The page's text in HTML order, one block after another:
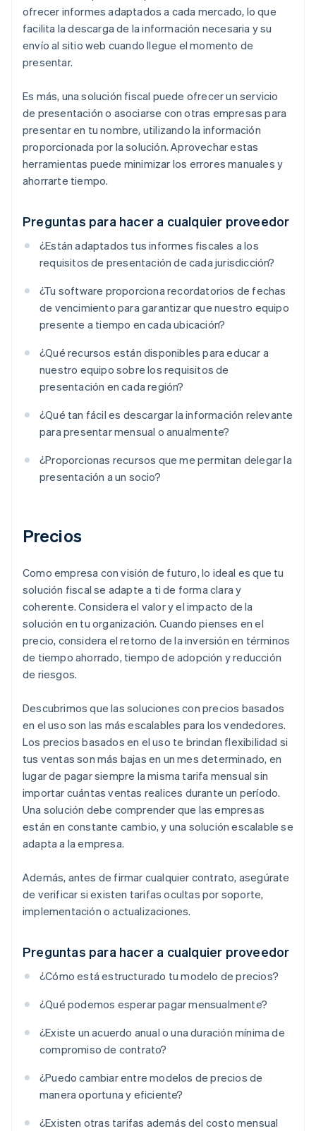
ofrecer informes adaptados a cada mercado, lo que
facilita la descarga de la información necesaria y su
envío al sitio web cuando llegue el momento de
presentar.
Es más, una solución fiscal puede ofrecer un servicio
de presentación o asociarse con otras empresas para
presentar en tu nombre, utilizando la información
proporcionada por la solución. Aprovechar estas
herramientas puede minimizar los errores manuales y
ahorrarte tiempo.
Preguntas para hacer a cualquier proveedor
¿Están adaptados tus informes fiscales a los
requisitos de presentación de cada jurisdicción?
¿Tu software proporciona recordatorios de fechas
de vencimiento para garantizar que nuestro equipo
presente a tiempo en cada ubicación?
¿Qué recursos están disponibles para educar a
nuestro equipo sobre los requisitos de
presentación en cada región?
¿Qué tan fácil es descargar la información relevante
para presentar mensual o anualmente?
¿Proporcionas recursos que me permitan delegar la
presentación a un socio?
Precios
Como empresa con visión de futuro, lo ideal es que tu
solución fiscal se adapte a ti de forma clara y
coherente. Considera el valor y el impacto de la
solución en tu organización. Cuando pienses en el
precio, considera el retorno de la inversión en términos
de tiempo ahorrado, tiempo de adopción y reducción
de riesgos.
Descubrimos que las soluciones con precios basados
en el uso son las más escalables para los vendedores.
Los precios basados en el uso te brindan flexibilidad si
tus ventas son más bajas en un mes determinado, en
lugar de pagar siempre la misma tarifa mensual sin
importar cuántas ventas realices durante un período.
Una solución debe comprender que las empresas
están en constante cambio, y una solución escalable se
adapta a la empresa.
Además, antes de firmar cualquier contrato, asegúrate
de verificar si existen tarifas ocultas por soporte,
implementación o actualizaciones.
Preguntas para hacer a cualquier proveedor
¿Cómo está estructurado tu modelo de precios?
¿Qué podemos esperar pagar mensualmente?
¿Existe un acuerdo anual o una duración mínima de
compromiso de contrato?
¿Puedo cambiar entre modelos de precios de
manera oportuna y eficiente?
¿Existen otras tarifas además del costo mensual